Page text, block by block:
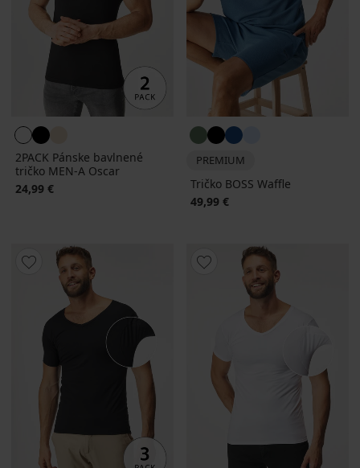
2PACK Pánske bavlnené
tričko MEN-A Oscar
24,99 €
PREMIUM
Tričko BOSS Waffle
49,99 €